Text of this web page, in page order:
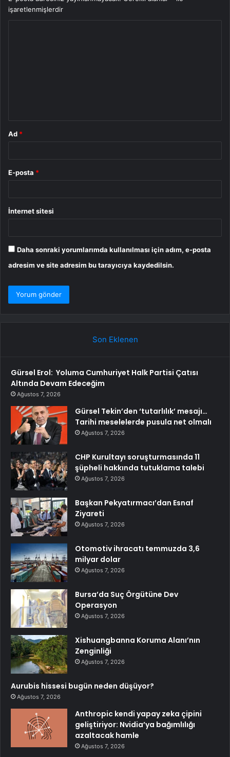
işaretlenmişlerdir
Ad *
E-posta *
İnternet sitesi
Daha sonraki yorumlarımda kullanılması için adım, e-posta
adresim ve site adresim bu tarayıcıya kaydedilsin.
Son Eklenen
Gürsel Erol: Yoluma Cumhuriyet Halk Partisi Çatısı
Altında Devam Edeceğim
Ağustos 7, 2026
Gürsel Tekin’den ‘tutarlılık’ mesajı…
Tarihi meselelerde pusula net olmalı
Ağustos 7, 2026
CHP Kurultayı soruşturmasında 11
şüpheli hakkında tutuklama talebi
Ağustos 7, 2026
Başkan Pekyatırmacı’dan Esnaf
Ziyareti
Ağustos 7, 2026
Otomotiv ihracatı temmuzda 3,6
milyar dolar
Ağustos 7, 2026
Bursa’da Suç Örgütüne Dev
Operasyon
Ağustos 7, 2026
Xishuangbanna Koruma Alanı’nın
Zenginliği
Ağustos 7, 2026
Aurubis hissesi bugün neden düşüyor?
Ağustos 7, 2026
Anthropic kendi yapay zeka çipini
geliştiriyor: Nvidia’ya bağımlılığı
azaltacak hamle
Ağustos 7, 2026